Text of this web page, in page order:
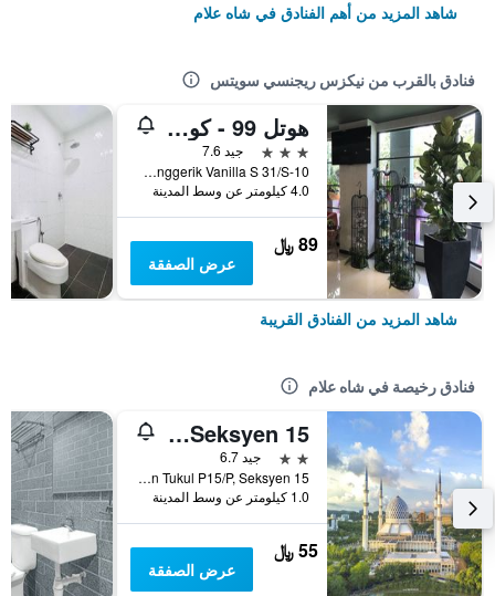
شاهد المزيد من أهم الفنادق في شاه علام
فنادق بالقرب من نيكزس ريجنسي سويتس
هوتل 99 - كوتا كيمونينج
3 نجوم
جيد 7.6
10-G, Jalan Anggerik Vanilla S 31/S, شاه علام, ماليزيا
4.0 كيلومتر عن وسط المدينة
89 ﷼
عرض الصفقة
شاهد المزيد من الفنادق القريبة
فنادق رخيصة في شاه علام
Smart Hotel Shah Alam Seksyen 15
2 نجمتين
جيد 6.7
No 23, Jalan Tukul P15/P, Seksyen 15, شاه علام, ماليزيا
1.0 كيلومتر عن وسط المدينة
55 ﷼
عرض الصفقة